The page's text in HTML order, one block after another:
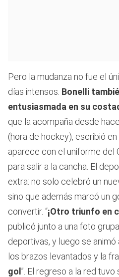
Pero la mudanza no fue el
días intensos. Bonelli
entusiasmada en su
que la acompaña desde
(hora de hockey), escribió
aparece con el uniforme del
para salir a la cancha. El
extra: no solo celebró un
sino que además marcó un
convertir. “¡Otro triunfo en
publicó junto a una foto
deportivas, y luego se animó
los brazos levantados y la
gol”. El regreso a la red